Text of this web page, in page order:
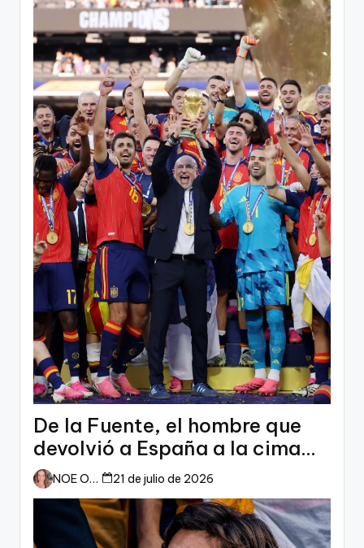
De la Fuente, el hombre que
devolvió a España a la cima
del mundo
NOE ORTIZ 21 de julio de 2026